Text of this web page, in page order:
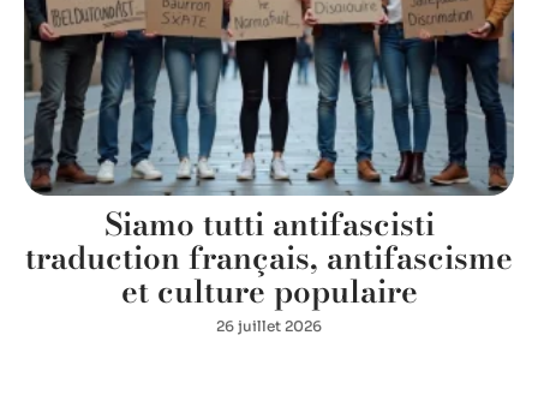
Siamo tutti antifascisti
traduction français, antifascisme
et culture populaire
26 juillet 2026